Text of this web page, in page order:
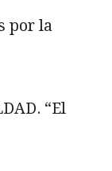
por la
“El